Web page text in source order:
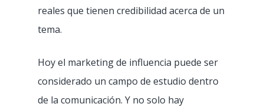
reales que tienen credibilidad acerca de un
tema.
Hoy el marketing de influencia puede ser
considerado un campo de estudio dentro
de la comunicación. Y no solo hay